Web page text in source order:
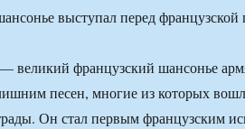
выступал перед французской
великий французский шансонье
песен, многие из которых
Он стал первым французским